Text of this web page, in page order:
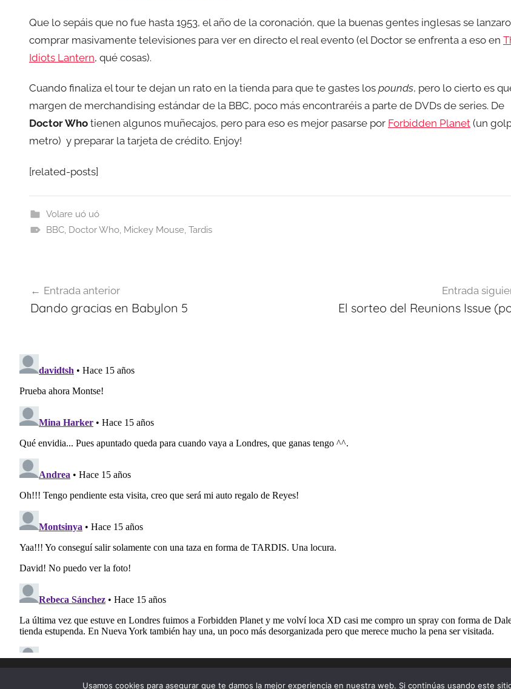
Que lo sepáis que no fue hasta 1953, el año de la coronación, que la buenas gentes inglesas se
comprar masivamente televisiones para ver en directo el real evento (el Doctor se enfrenta a eso en
Idiots Lantern, qué cosas).
Cuando finaliza el tour te dejan un rato en la tienda para que te gastes los pounds, pero lo cierto es
margen de merchandising estándar de la BBC, poco más encontraréis a parte de DVDs de series. De
Doctor Who tienen algunos muñecajos, pero para eso es mejor pasarse por Forbidden Planet (un
metro) y preparar la tarjeta de crédito. Enjoy!
[related-posts]
Volare uó uó
BBC, Doctor Who, Mickey Mouse, Tardis
de
entradas
Entrada anterior
Dando gracias en Babylon 5
Entrada
El sorteo del Reunions Issue
Tema para WordPress: Donovan de ThemeZee.
Usamos cookies para asegurar que te damos la mejor experiencia en nuestra web. Si continúas usando este